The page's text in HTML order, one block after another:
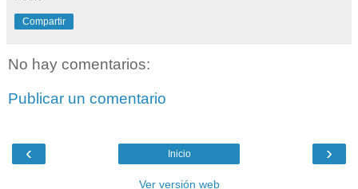
Compartir
No hay comentarios:
Publicar un comentario
‹ ›
Inicio
Ver versión web